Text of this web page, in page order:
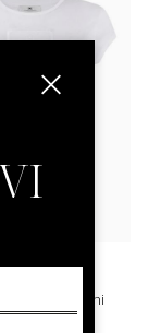
Elisabetta Franchi